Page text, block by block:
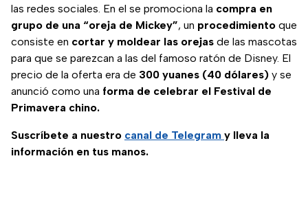
las redes sociales. En el se promociona la compra en
grupo de una “oreja de Mickey”, un procedimiento que
consiste en cortar y moldear las orejas de las mascotas
para que se parezcan a las del famoso ratón de Disney. El
precio de la oferta era de 300 yuanes (40 dólares) y se
anunció como una forma de celebrar el Festival de
Primavera chino.
Suscríbete a nuestro canal de Telegram y lleva la
información en tus manos.